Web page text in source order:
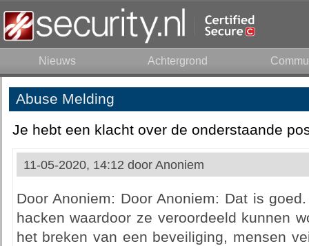
Nieuws Achtergrond
Abuse Melding
Je hebt een klacht over de onderstaande
11-05-2020, 14:12 door Anoniem
Door Anoniem: Door Anoniem: Dat is
hacken waardoor ze veroordeeld kunnen
het breken van een beveiliging, mensen